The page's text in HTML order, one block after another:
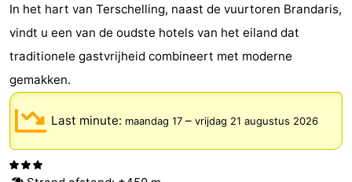
In het hart van Terschelling, naast de vuurtoren Brandaris,
vindt u een van de oudste hotels van het eiland dat
traditionele gastvrijheid combineert met moderne
gemakken.
Last minute: maandag 17 – vrijdag 21 augustus 2026